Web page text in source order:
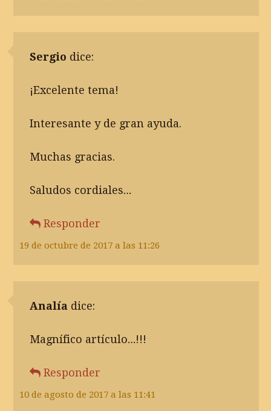
Sergio dice:
19 de octubre de 2017 a las 11:26
¡Excelente tema!
Interesante y de gran ayuda.
Muchas gracias.
Saludos cordiales…
Responder
Analía dice:
10 de agosto de 2017 a las 11:41
Magnífico artículo…!!!
Responder